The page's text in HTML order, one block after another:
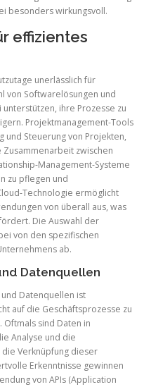
besonders wirkungsvoll.
effizientes
unerlässlich für
von Softwarelösungen und
ihre Prozesse zu
Projektmanagement-Tools
und Steuerung von Projekten,
zwischen
Management-Systeme
zu pflegen und
Technologie ermöglicht
von überall aus, was
Die Auswahl der
von den spezifischen
ab.
Datenquellen
Datenquellen ist
auf die Geschäftsprozesse zu
sind Daten in
Analyse und die
Verknüpfung dieser
Erkenntnisse gewinnen
von APIs (Application